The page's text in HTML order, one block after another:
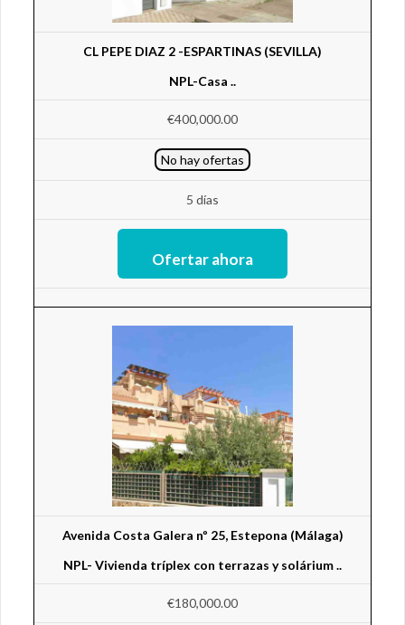
CL PEPE DIAZ 2 -ESPARTINAS (SEVILLA)
NPL-Casa ..
€400,000.00
No hay ofertas
5 días
Avenida Costa Galera nº 25, Estepona (Málaga)
NPL- Vivienda tríplex con terrazas y solárium ..
€180,000.00